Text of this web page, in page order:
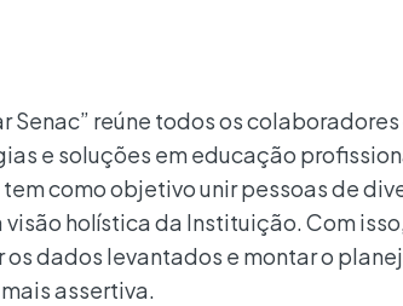
Senac” reúne todos os
e soluções em educação
como objetivo unir pessoas de
holística da Instituição. Com
dados levantados e montar o
assertiva.